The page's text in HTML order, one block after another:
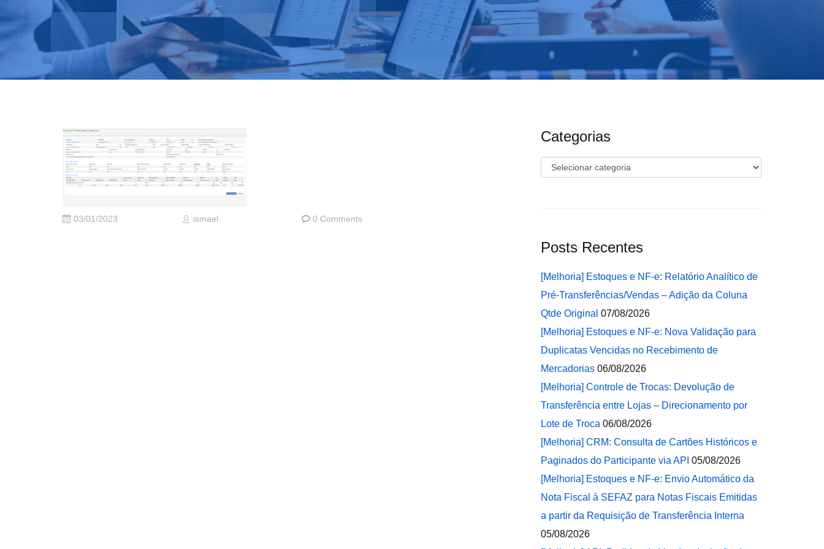
03/01/2023 ismael 0 Comments
Categorias
Categorias
Posts Recentes
[Melhoria] Estoques e NF-e: Relatório Analítico de
Pré-Transferências/Vendas – Adição da Coluna
Qtde Original 07/08/2026
[Melhoria] Estoques e NF-e: Nova Validação para
Duplicatas Vencidas no Recebimento de
Mercadorias 06/08/2026
[Melhoria] Controle de Trocas: Devolução de
Transferência entre Lojas – Direcionamento por
Lote de Troca 06/08/2026
[Melhoria] CRM: Consulta de Cartões Históricos e
Paginados do Participante via API 05/08/2026
[Melhoria] Estoques e NF-e: Envio Automático da
Nota Fiscal à SEFAZ para Notas Fiscais Emitidas
a partir da Requisição de Transferência Interna
05/08/2026